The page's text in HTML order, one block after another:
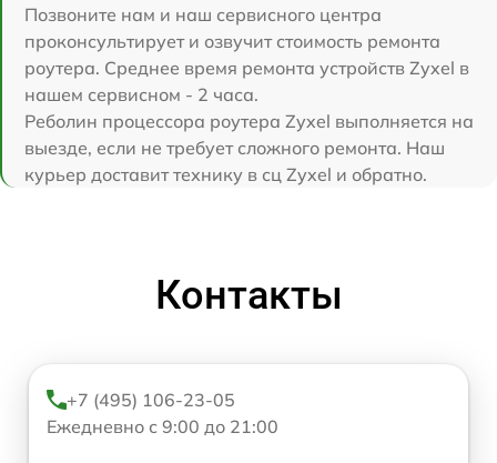
Позвоните нам и наш сервисного центра
проконсультирует и озвучит стоимость ремонта
роутера. Среднее время ремонта устройств Zyxel в
нашем сервисном - 2 часа.
Реболин процессора роутера Zyxel выполняется на
выезде, если не требует сложного ремонта. Наш
курьер доставит технику в сц Zyxel и обратно.
Контакты
+7 (495) 106-23-05
Ежедневно с 9:00 до 21:00